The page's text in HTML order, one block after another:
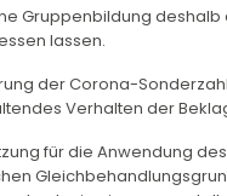
Gruppenbildung deshalb
lassen.
der Corona-
Verhalten der
für die Anwendung des